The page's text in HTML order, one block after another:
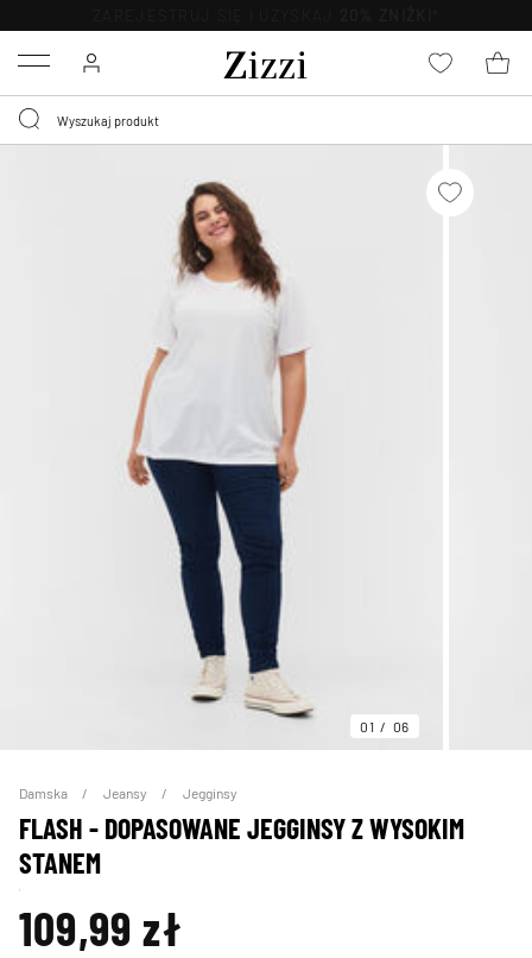
Menu
01 06
Damska Jeansy Jegginsy
FLASH - DOPASOWANE JEGGINSY Z WYSOKIM
STANEM
109,99 zł